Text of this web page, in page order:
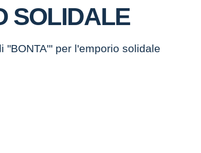
SOLIDALE
"BONTA'" per l'emporio solidale